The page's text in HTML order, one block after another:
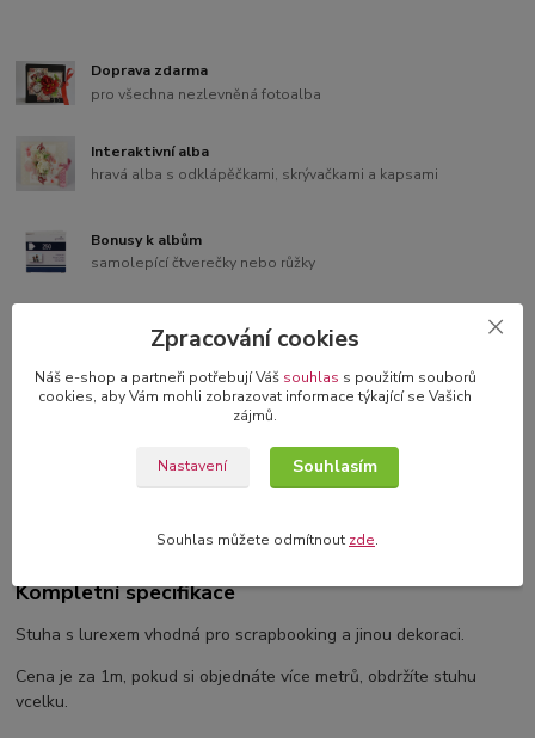
Doprava zdarma
pro všechna nezlevněná fotoalba
Interaktivní alba
hravá alba s odklápěčkami, skrývačkami a kapsami
Bonusy k albům
samolepící čtverečky nebo růžky
3D blahopřání v dárkové krabičce
originální blahopřání s 3D dekorací
Kompletní specifikace
Kompletní specifikace
Stuha s lurexem vhodná pro scrapbooking a jinou dekoraci.
Cena je za 1m, pokud si objednáte více metrů, obdržíte stuhu
vcelku.
Zpracování cookies
Náš e-shop a partneři potřebují Váš souhlas s použitím souborů
cookies, aby Vám mohli zobrazovat informace týkající se Vašich
zájmů.
Nastavení Souhlasím
Souhlas můžete odmítnout zde.